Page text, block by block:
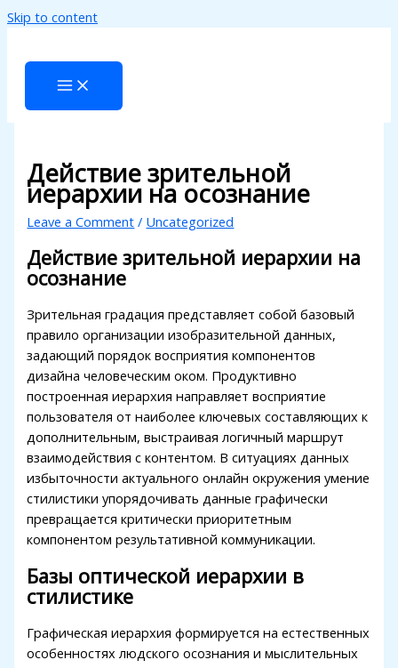
panel
panel
paketleri
panel
panel
panel
panel
panel
panel
panel
panel
panel
panel
panel
Skip to content
Действие зрительной
иерархии на осознание
Leave a Comment / Uncategorized
Действие зрительной иерархии на
осознание
Зрительная градация представляет собой базовый
правило организации изобразительной данных,
задающий порядок восприятия компонентов
дизайна человеческим оком. Продуктивно
построенная иерархия направляет восприятие
пользователя от наиболее ключевых составляющих к
дополнительным, выстраивая логичный маршрут
взаимодействия с контентом. В ситуациях данных
избыточности актуального онлайн окружения умение
стилистики упорядочивать данные графически
превращается критически приоритетным
компонентом результативной коммуникации.
Базы оптической иерархии в
стилистике
Графическая иерархия формируется на естественных
особенностях людского осознания и мыслительных